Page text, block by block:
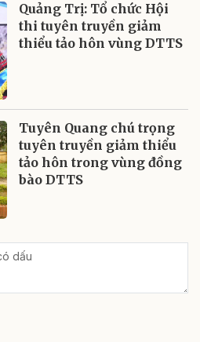
Quảng Trị: Tổ chức Hội
thi tuyên truyền giảm
thiểu tảo hôn vùng DTTS
Tuyên Quang chú trọng
tuyên truyền giảm thiểu
tảo hôn trong vùng đồng
bào DTTS